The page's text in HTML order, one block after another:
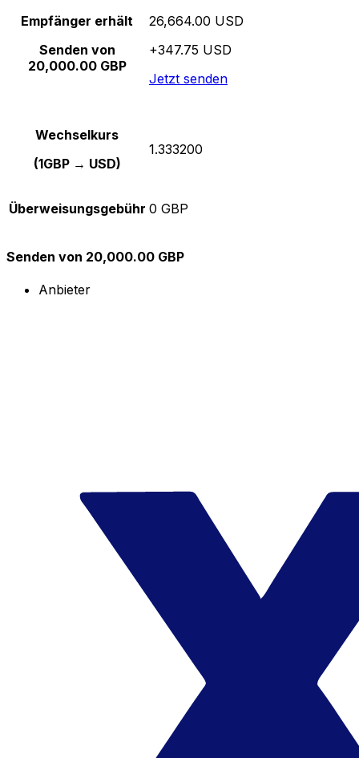
Empfänger erhält
Senden von
20,000.00 GBP
26,664.00 USD
+347.75 USD
Jetzt senden
Wechselkurs
(1GBP → USD)
1.333200
Überweisungsgebühr 0 GBP
Senden von 20,000.00 GBP
Anbieter